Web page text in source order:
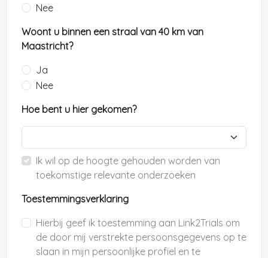
Nee
Woont u binnen een straal van 40 km van
Maastricht?
Ja
Nee
Hoe bent u hier gekomen?
Ik wil op de hoogte gehouden worden van
toekomstige relevante onderzoeken
Toestemmingsverklaring
Hierbij geef ik toestemming aan Link2Trials om
de door mij verstrekte persoonsgegevens op te
slaan in mijn persoonlijke profiel en te